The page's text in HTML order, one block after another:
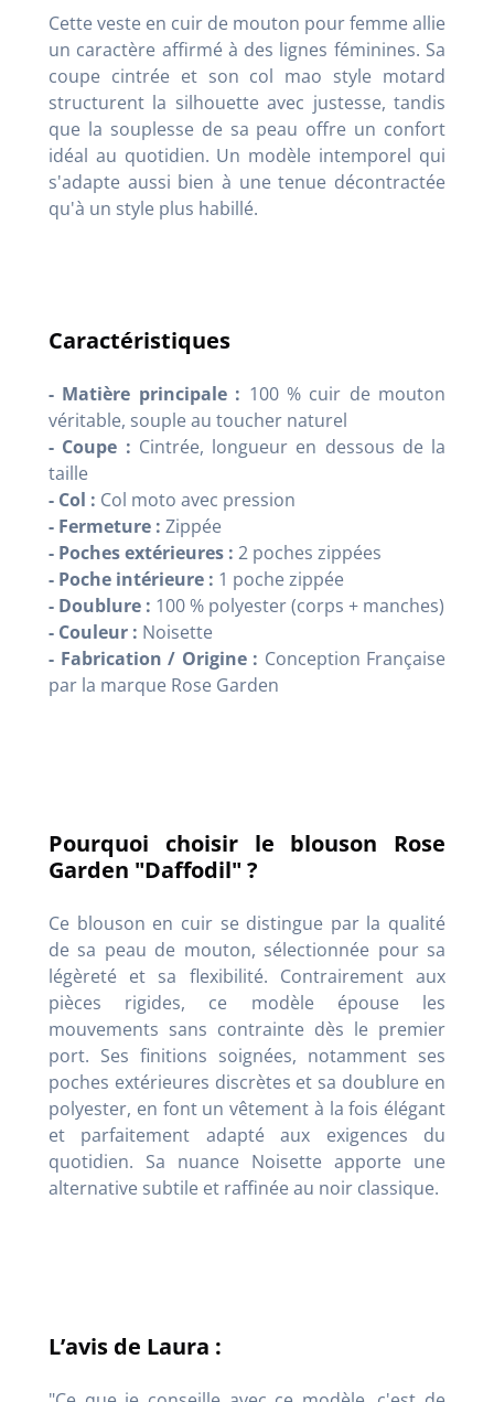
Cette veste en cuir de mouton pour femme allie
un caractère affirmé à des lignes féminines. Sa
coupe cintrée et son col mao style motard
structurent la silhouette avec justesse, tandis
que la souplesse de sa peau offre un confort
idéal au quotidien. Un modèle intemporel qui
s'adapte aussi bien à une tenue décontractée
qu'à un style plus habillé.
Caractéristiques
- Matière principale : 100 % cuir de mouton
véritable, souple au toucher naturel
- Coupe : Cintrée, longueur en dessous de la
taille
- Col : Col moto avec pression
- Fermeture : Zippée
- Poches extérieures : 2 poches zippées
- Poche intérieure : 1 poche zippée
- Doublure : 100 % polyester (corps + manches)
- Couleur : Noisette
- Fabrication / Origine : Conception Française
par la marque Rose Garden
Pourquoi choisir le blouson Rose
Garden "Daffodil" ?
Ce blouson en cuir se distingue par la qualité
de sa peau de mouton, sélectionnée pour sa
légèreté et sa flexibilité. Contrairement aux
pièces rigides, ce modèle épouse les
mouvements sans contrainte dès le premier
port. Ses finitions soignées, notamment ses
poches extérieures discrètes et sa doublure en
polyester, en font un vêtement à la fois élégant
et parfaitement adapté aux exigences du
quotidien. Sa nuance Noisette apporte une
alternative subtile et raffinée au noir classique.
L’avis de Laura :